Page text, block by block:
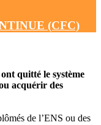
(CFC)
quitté le système
acquérir des
de l’ENS ou des